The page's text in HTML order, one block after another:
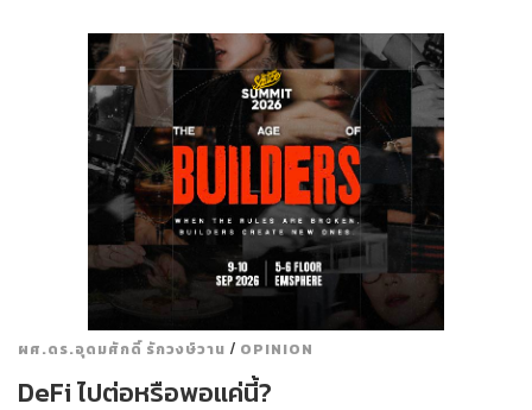
ผศ.ดร.อุดมศักดิ์ รักวงษ์วาน / OPINION
DeFi ไปต่อหรือพอแค่นี้?